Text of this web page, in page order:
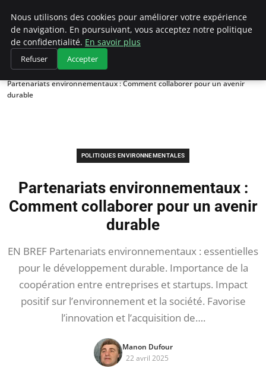
Climategatecountryclub.com
Accueil
Politiques environnementales
Partenariats environnementaux : Comment collaborer pour un avenir
durable
POLITIQUES ENVIRONNEMENTALES
Partenariats environnementaux :
Comment collaborer pour un avenir
durable
EN BREF Partenariats environnementaux : essentielles
pour le développement durable. Importance de la
coopération entre entreprises et startups. Impact
positif sur l’environnement et la société. Favorise
l’innovation et l’acquisition de….
Manon Dufour
22 avril 2025
Nous utilisons des cookies pour améliorer votre expérience
de navigation. En poursuivant, vous acceptez notre politique
de confidentialité. En savoir plus
Refuser Accepter